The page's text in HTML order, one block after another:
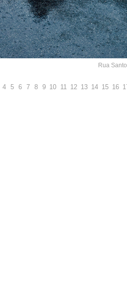
Rua
4 5 6 7 8 9 10 11 12 13 14 15 16